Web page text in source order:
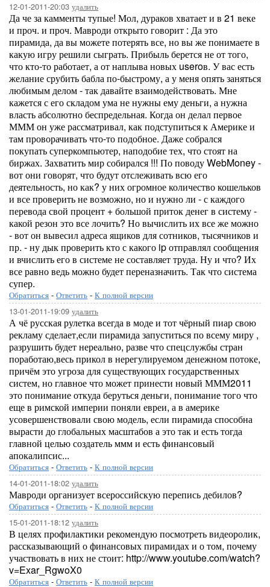
12-01-2011-20:03 удалить
Да че за камменты тупые! Мол, дураков хватает и в 21 веке
и проч. и проч. Мавроди открыто говорит : Да это
пирамида, да вы можете потерять все, но вы же понимаете в
какую игру решили сыграть. Прибыль берется не от того,
что кто-то работает, а от наплыва новых useroв. У вас есть
желание срубить бабла по-быстрому, а у меня опять заняться
любимым делом - так давайте взаимодействовать. Мне
кажется с его складом ума не нужны ему деньги, а нужна
власть абсолютно беспредельная. Когда он делал первое
МММ он уже рассматривал, как подступиться к Америке и
там проворачивать что-то подобное. Даже собрался
покупать суперкомпьютер, наподобие тех, что стоят на
биржах. Захватить мир собирался !!! По поводу WebMoney -
вот они говорят, что будут отслеживать всю его
деятельность, но как? у них огромное количество кошельков
и все проверить не возможно, но и нужно ли - с каждого
перевода свой процент + большой приток денег в систему -
какой резон это все лочить? Но вычислить их все же можно
- вот он вывесил адреса ящиков для сотников, тысячников и
пр. - ну дык проверить кто с какого ip отправлял сообщения
и вчислить его в системе не составляет труда. Ну и что? Их
все равно ведь можно будет переназначить. Так что система
супер.
Обратиться - Ответить - К полной версии
13-01-2011-19:09 удалить
А чё русская рулетка всегда в моде и тот чёрный пиар свою
рекламу сделает,если пирамида запуститься по всему миру ,
разрушить будет нереально, разве что спецслужбы стран
поработаю,весь прикол в нерегулируемом денежном потоке,
причём это угроза для существующих государственных
систем, но главное что может принести новый МММ2011
это понимание откуда беруться деньги, понимание того что
еще в римской империи поняли евреи, а в америке
усовершенствовали свою модель, если пирамида способна
вырасти до глобальных масштабов а это так и есть тогда
главной целью создатель ммм и есть финансовый
апокалипсис...
Обратиться - Ответить - К полной версии
14-01-2011-18:02 удалить
Мавроди организует всероссийскую перепись дебилов?
Обратиться - Ответить - К полной версии
15-01-2011-18:12 удалить
В целях профилактики рекомендую посмотреть видеоролик,
рассказывающий о финансовых пирамидах и о том, почему
участвовать в них не стоит: http://www.youtube.com/watch?
v=Exar_RgwoX0
Обратиться - Ответить - К полной версии